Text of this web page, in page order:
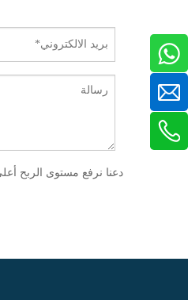
دعنا نرفع مستوى الربح